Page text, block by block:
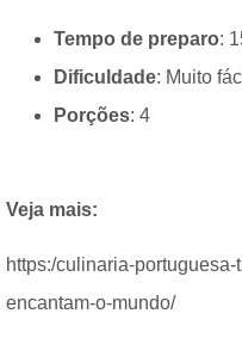
Tempo de preparo:
Dificuldade: Muito
Porções: 4
Veja mais:
https:/culinaria-
encantam-o-mundo/